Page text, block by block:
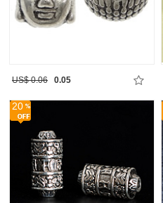
US$ 0.06 0.05
20